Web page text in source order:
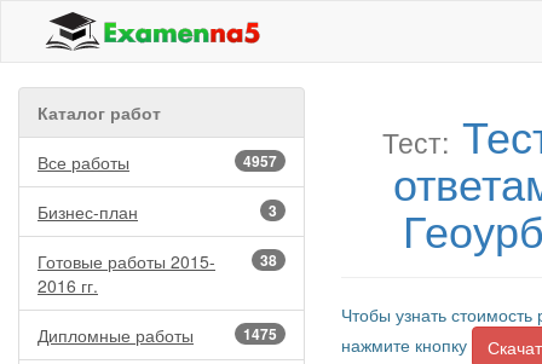
Каталог работ
4957
Все работы
3
Бизнес-план
38
Готовые работы 2015-
2016 гг.
1475
Дипломные работы
Тест:
Чтобы узнать
нажмите кнопку